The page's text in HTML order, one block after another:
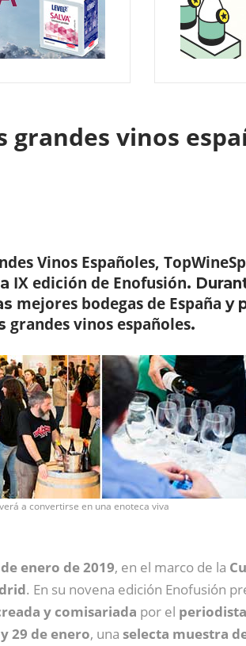
vinos
Vinos Españoles,
IX edición de Enofusión.
mejores bodegas de España y
grandes vinos españoles.
a convertirse en una enoteca viva
enero de 2019, en el marco de la
. En su novena edición Enofusión
y comisariada por el
29 de enero, una selecta muestra